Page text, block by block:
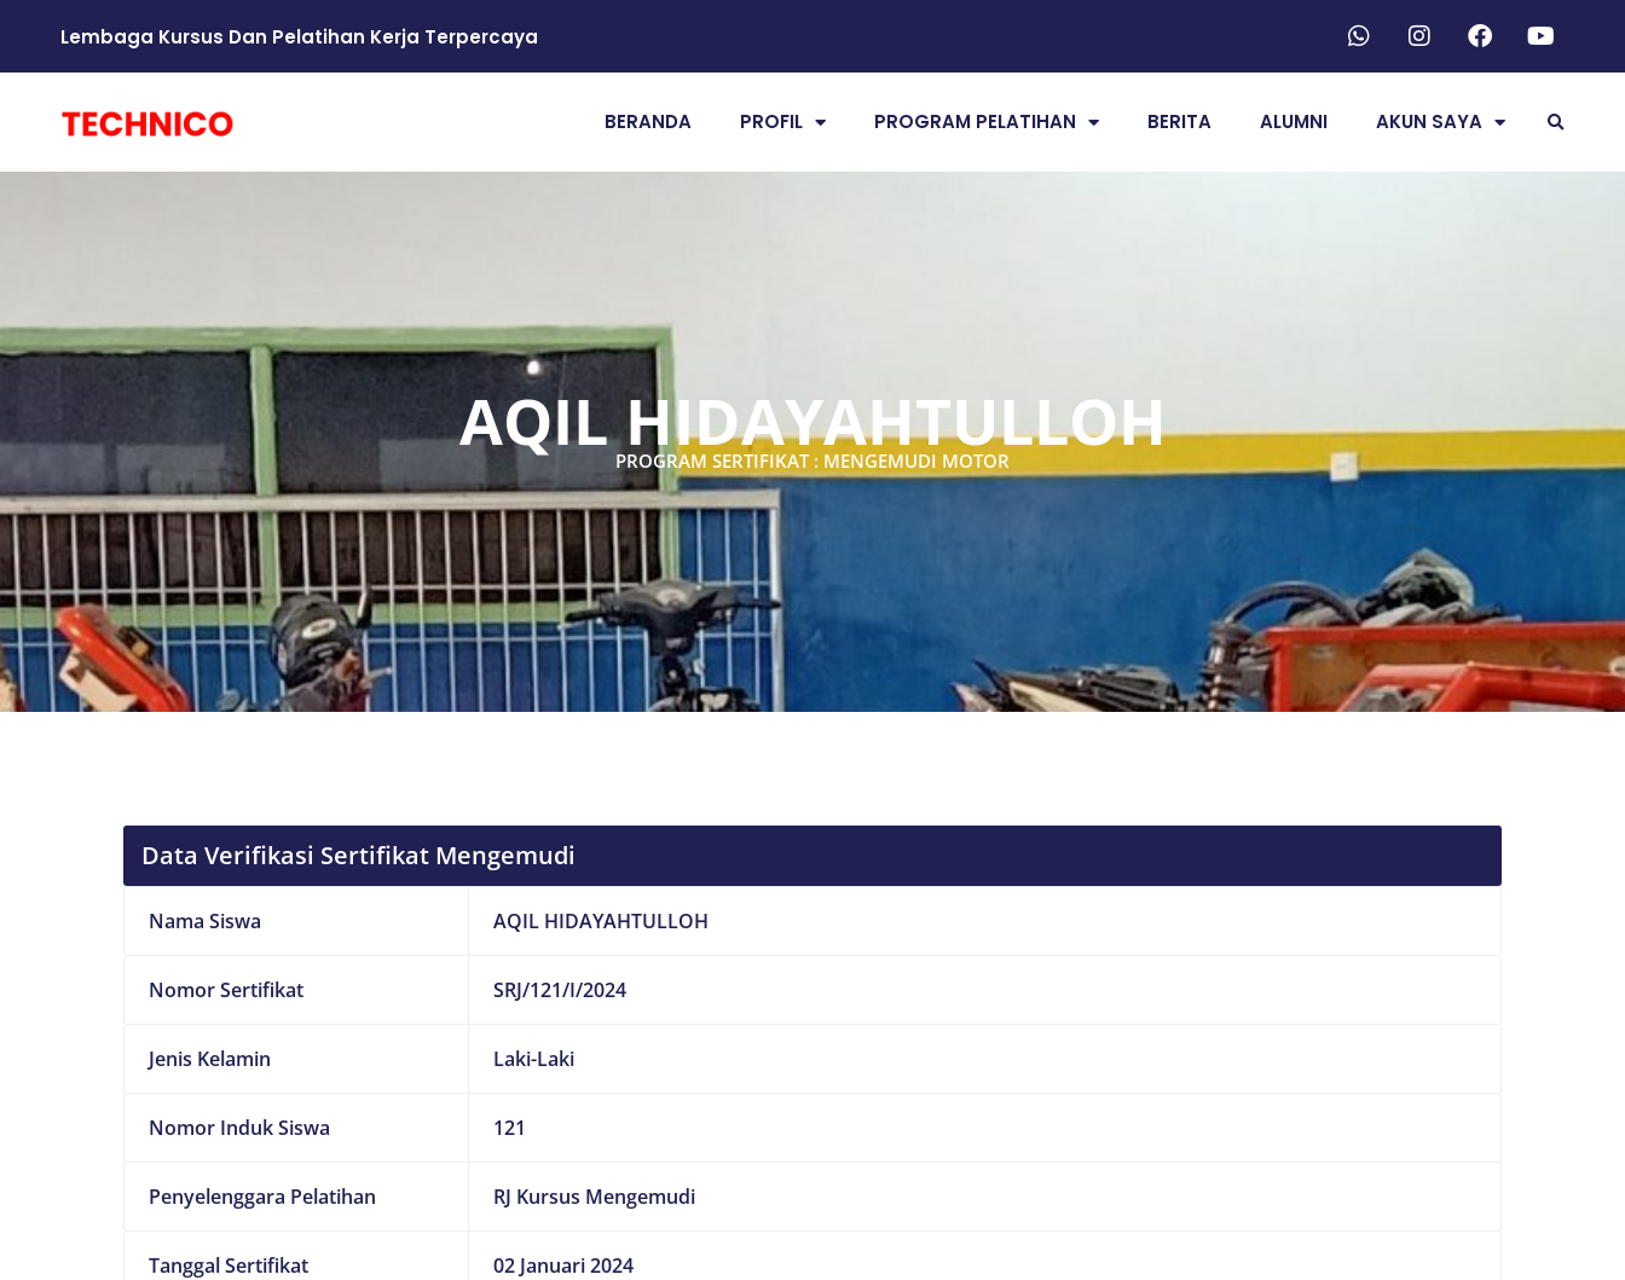
Lembaga Kursus Dan Pelatihan Kerja Terpercaya
BERANDA PROFIL PROGRAM PELATIHAN BERITA ALUMNI AKUN SAYA
AQIL HIDAYAHTULLOH
PROGRAM SERTIFIKAT : MENGEMUDI MOTOR
Data Verifikasi Sertifikat Mengemudi
Nama Siswa AQIL HIDAYAHTULLOH
Nomor Sertifikat SRJ/121/I/2024
Jenis Kelamin Laki-Laki
Nomor Induk Siswa 121
Penyelenggara Pelatihan RJ Kursus Mengemudi
Tanggal Sertifikat 02 Januari 2024